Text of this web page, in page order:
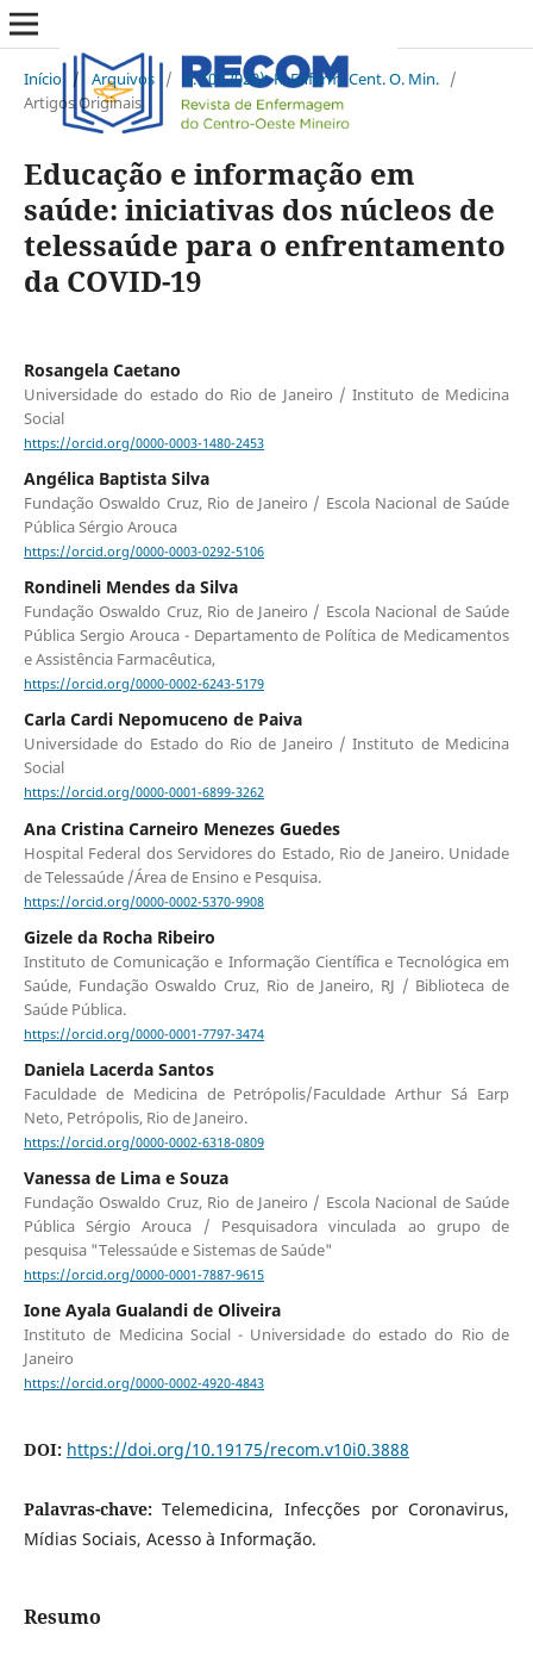
Início / Arquivos / v. 10 (2020): R. Enferm. Cent. O. Min. /
Artigos Originais
Educação e informação em
saúde: iniciativas dos núcleos de
telessaúde para o enfrentamento
da COVID-19
Rosangela Caetano
Universidade do estado do Rio de Janeiro / Instituto de Medicina
Social
https://orcid.org/0000-0003-1480-2453
Angélica Baptista Silva
Fundação Oswaldo Cruz, Rio de Janeiro / Escola Nacional de Saúde
Pública Sérgio Arouca
https://orcid.org/0000-0003-0292-5106
Rondineli Mendes da Silva
Fundação Oswaldo Cruz, Rio de Janeiro / Escola Nacional de Saúde
Pública Sergio Arouca - Departamento de Política de Medicamentos
e Assistência Farmacêutica,
https://orcid.org/0000-0002-6243-5179
Carla Cardi Nepomuceno de Paiva
Universidade do Estado do Rio de Janeiro / Instituto de Medicina
Social
https://orcid.org/0000-0001-6899-3262
Ana Cristina Carneiro Menezes Guedes
Hospital Federal dos Servidores do Estado, Rio de Janeiro. Unidade
de Telessaúde /Área de Ensino e Pesquisa.
https://orcid.org/0000-0002-5370-9908
Gizele da Rocha Ribeiro
Instituto de Comunicação e Informação Científica e Tecnológica em
Saúde, Fundação Oswaldo Cruz, Rio de Janeiro, RJ / Biblioteca de
Saúde Pública.
https://orcid.org/0000-0001-7797-3474
Daniela Lacerda Santos
Faculdade de Medicina de Petrópolis/Faculdade Arthur Sá Earp
Neto, Petrópolis, Rio de Janeiro.
https://orcid.org/0000-0002-6318-0809
Vanessa de Lima e Souza
Fundação Oswaldo Cruz, Rio de Janeiro / Escola Nacional de Saúde
Pública Sérgio Arouca / Pesquisadora vinculada ao grupo de
pesquisa "Telessaúde e Sistemas de Saúde"
https://orcid.org/0000-0001-7887-9615
Ione Ayala Gualandi de Oliveira
Instituto de Medicina Social - Universidade do estado do Rio de
Janeiro
https://orcid.org/0000-0002-4920-4843
DOI: https://doi.org/10.19175/recom.v10i0.3888
Palavras-chave:Telemedicina, Infecções por Coronavirus,
Mídias Sociais, Acesso à Informação.
Resumo